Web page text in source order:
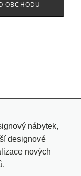
OBCHODU
nábytek,
designové
nových